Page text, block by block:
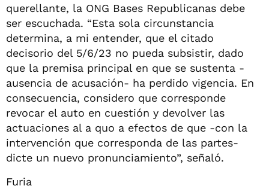
querellante, la ONG Bases Republicanas debe
ser escuchada. “Esta sola circunstancia
determina, a mi entender, que el citado
decisorio del 5/6/23 no pueda subsistir, dado
que la premisa principal en que se sustenta -
ausencia de acusación- ha perdido vigencia. En
consecuencia, considero que corresponde
revocar el auto en cuestión y devolver las
actuaciones al a quo a efectos de que -con la
intervención que corresponda de las partes-
dicte un nuevo pronunciamiento”, señaló.
Furia